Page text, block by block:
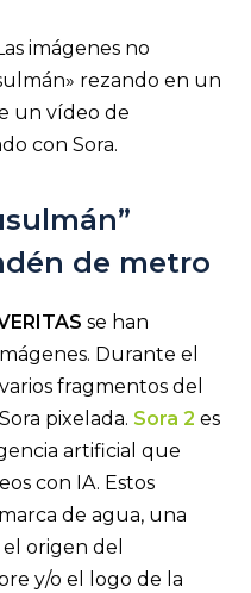
imágenes no
rezando en un
un vídeo de
con Sora.
de metro
se han
Durante el
fragmentos del
pixelada. Sora 2 es
artificial que
con IA. Estos
de agua, una
origen del
y/o el logo de la